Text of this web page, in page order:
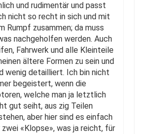
und rudimentär und passt
nicht so recht in sich und mit
Rumpf zusammen; da muss
nachgeholfen werden. Auch
Fahrwerk und alle Kleinteile
ältere Formen zu sein und
wenig detailliert. Ich bin nicht
begeistert, wenn die
welche man ja letztlich
gut seiht, aus zig Teilen
aber hier sind es einfach
zwei «Klopse», was ja reicht, für